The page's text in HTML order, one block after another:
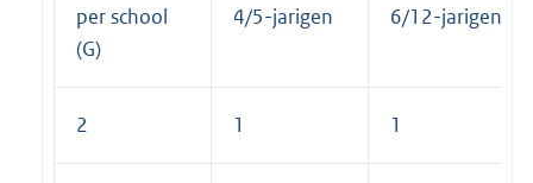
per school
(G)
4/5-jarigen
6/12-jarigen
2 1 1